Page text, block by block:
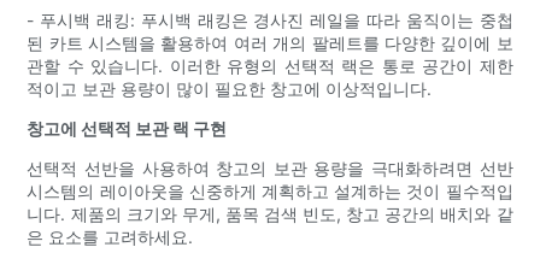
- 푸시백 래킹: 푸시백 래킹은 경사진 레일을 따라 움직이는 중첩
된 카트 시스템을 활용하여 여러 개의 팔레트를 다양한 깊이에 보
관할 수 있습니다. 이러한 유형의 선택적 랙은 통로 공간이 제한
적이고 보관 용량이 많이 필요한 창고에 이상적입니다.
창고에 선택적 보관 랙 구현
선택적 선반을 사용하여 창고의 보관 용량을 극대화하려면 선반
시스템의 레이아웃을 신중하게 계획하고 설계하는 것이 필수적입
니다. 제품의 크기와 무게, 품목 검색 빈도, 창고 공간의 배치와 같
은 요소를 고려하세요.